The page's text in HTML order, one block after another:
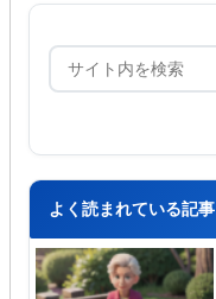
よく読まれている記事